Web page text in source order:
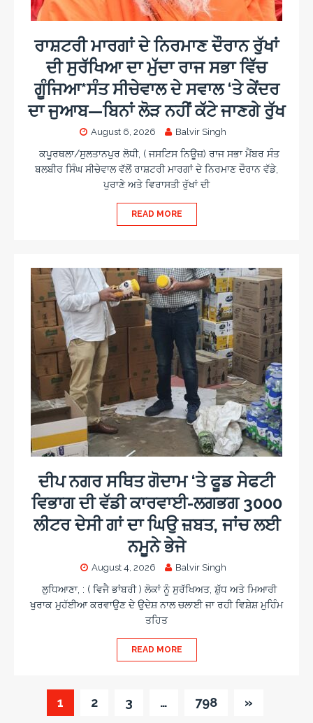
ਰਾਸ਼ਟਰੀ ਮਾਰਗਾਂ ਦੇ ਨਿਰਮਾਣ ਦੌਰਾਨ ਰੁੱਖਾਂ
ਦੀ ਸੁਰੱਖਿਆ ਦਾ ਮੁੱਦਾ ਰਾਜ ਸਭਾ ਵਿੱਚ
ਗੂੰਜਿਆ*ਸੰਤ ਸੀਚੇਵਾਲ ਦੇ ਸਵਾਲ ‘ਤੇ ਕੇਂਦਰ
ਦਾ ਜੁਆਬ—ਬਿਨਾਂ ਲੋੜ ਨਹੀਂ ਕੱਟੇ ਜਾਣਗੇ ਰੁੱਖ
August 6, 2026 Balvir Singh
ਕਪੂਰਥਲਾ/ਸੁਲਤਾਨਪੁਰ ਲੋਧੀ, ( ਜਸਟਿਸ ਨਿਊਜ਼) ਰਾਜ ਸਭਾ ਮੈਂਬਰ ਸੰਤ
ਬਲਬੀਰ ਸਿੰਘ ਸੀਚੇਵਾਲ ਵੱਲੋਂ ਰਾਸ਼ਟਰੀ ਮਾਰਗਾਂ ਦੇ ਨਿਰਮਾਣ ਦੌਰਾਨ ਵੱਡੇ,
ਪੁਰਾਣੇ ਅਤੇ ਵਿਰਾਸਤੀ ਰੁੱਖਾਂ ਦੀ
READ MORE
ਦੀਪ ਨਗਰ ਸਥਿਤ ਗੋਦਾਮ ‘ਤੇ ਫੂਡ ਸੇਫਟੀ
ਵਿਭਾਗ ਦੀ ਵੱਡੀ ਕਾਰਵਾਈ-ਲਗਭਗ 3000
ਲੀਟਰ ਦੇਸੀ ਗਾਂ ਦਾ ਘਿਉ ਜ਼ਬਤ, ਜਾਂਚ ਲਈ
ਨਮੂਨੇ ਭੇਜੇ
August 4, 2026 Balvir Singh
ਲੁਧਿਆਣਾ, : ( ਵਿਜੈ ਭਾਂਬਰੀ ) ਲੋਕਾਂ ਨੂੰ ਸੁਰੱਖਿਅਤ, ਸ਼ੁੱਧ ਅਤੇ ਮਿਆਰੀ
ਖੁਰਾਕ ਮੁਹੱਈਆ ਕਰਵਾਉਣ ਦੇ ਉਦੇਸ਼ ਨਾਲ ਚਲਾਈ ਜਾ ਰਹੀ ਵਿਸ਼ੇਸ਼ ਮੁਹਿੰਮ
ਤਹਿਤ
READ MORE
1 2 3 … 798 »